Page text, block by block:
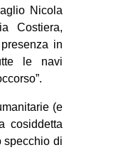
Nicola
Costiera,
in
le navi
(e
cosiddetta
specchio di